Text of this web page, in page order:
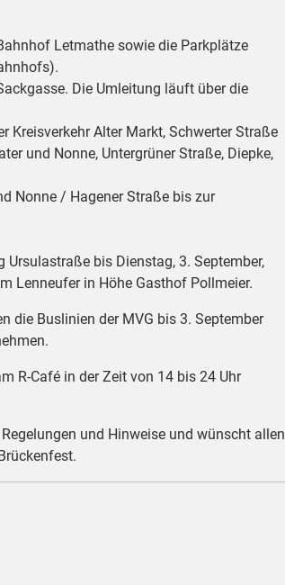
Letmathe sowie die Parkplätze
Die Umleitung läuft über die
Kreisverkehr Alter Markt, Schwerter Straße
und Nonne, Untergrüner Straße, Diepke,
Nonne / Hagener Straße bis zur
bis Dienstag, 3. September,
Lenneufer in Höhe Gasthof Pollmeier.
die Buslinien der MVG bis 3. September
R-Café in der Zeit von 14 bis 24 Uhr
und Hinweise und wünscht allen